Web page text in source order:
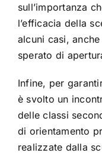
sull’importanza
l’efficacia della
alcuni casi,
sperato di
Infine, per
è svolto un
delle classi
di orientamento
realizzate dalla